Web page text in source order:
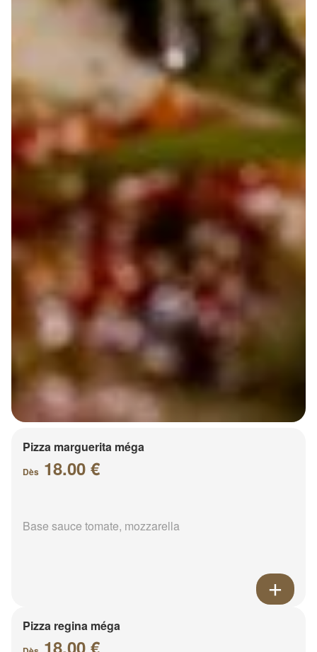
Pizza marguerita méga
Dès 18.00 €
Base sauce tomate, mozzarella
Pizza regina méga
18.00 €